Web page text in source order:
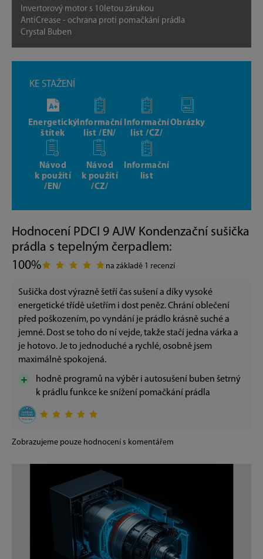
Invertorový motor s 10letou zárukou
AntiCrease - ochrana proti pomačkání prádla
Crystal Buben
KE STAŽENÍ
Energetický
štítek
Informační
list /EN/
Informační
list /CZ/
Obrázky
Návod
k použití
/EN/
Návod
k použití
/CZ/
Informační
list
Hodnocení PDCI 9 AJW Kondenzační sušička
prádla s tepelným čerpadlem:
100%
na základě 1 recenzí
Sušička dost výrazně šetří čas sušení a díky vysoké
energetické třídě ušetřím i dost peněz. Chrání oblečení
před poškozením, po vyndání je prádlo krásně suché a
jemné. Dost se toho do ní vejde, takže stačí jedna várka a
je hotovo. Je to jednoduché a rychlé, osobně jsem
maximálně spokojená.
hodně programů na výběr i autosušení buben šetrný
k prádlu funkce ke snížení pomačkání prádla
Zobrazujeme pouze hodnocení s komentářem